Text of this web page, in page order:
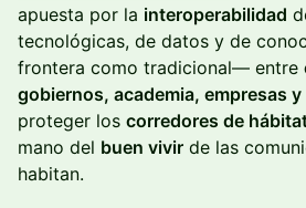
apuesta por la interoperabilidad
tecnológicas, de datos y de
frontera como tradicional— entre
gobiernos, academia, empresas
proteger los corredores de
mano del buen vivir de las
habitan.